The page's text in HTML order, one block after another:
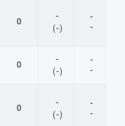
0
-
(-)
-
-
0
-
(-)
-
-
0
-
(-)
-
-